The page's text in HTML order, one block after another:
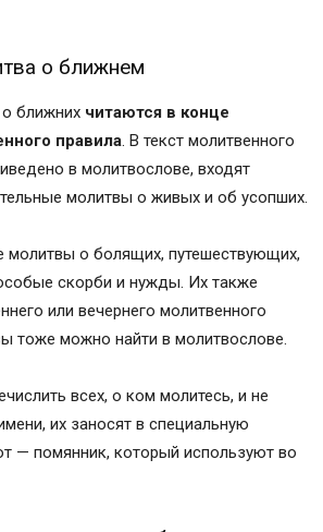
о ближнем
ближних читаются в конце
правила. В текст молитвенного
в молитвослове, входят
молитвы о живых и об усопших.
о болящих, путешествующих,
скорби и нужды. Их также
или вечернего молитвенного
тоже можно найти в молитвослове.
всех, о ком молитесь, и не
их заносят в специальную
— помянник, который используют во